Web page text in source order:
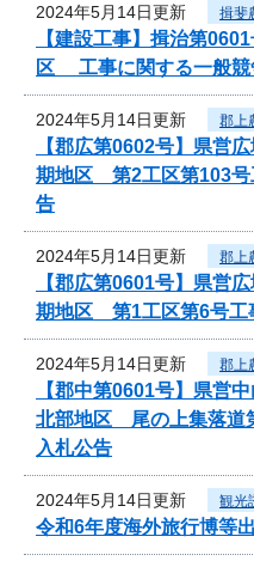
2024年5月14日更新 揖斐
【建設工事】揖治第
区 工事に関する一般競
2024年5月14日更新 郡上
【郡広第0602号】県営
期地区 第2工区第103号
告
2024年5月14日更新 郡上
【郡広第0601号】県営
期地区 第1工区第6号工
2024年5月14日更新 郡上
【郡中第0601号】県営
北部地区 尾の上集落道
入札公告
2024年5月14日更新 観光
令和6年度海外旅行博等